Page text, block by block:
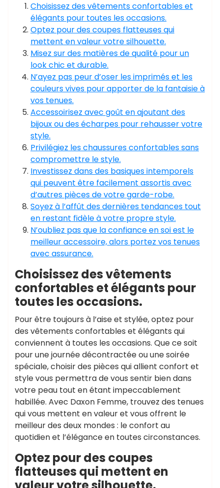
Choisissez des vêtements confortables et
élégants pour toutes les occasions.
Optez pour des coupes flatteuses qui
mettent en valeur votre silhouette.
Misez sur des matières de qualité pour un
look chic et durable.
N’ayez pas peur d’oser les imprimés et les
couleurs vives pour apporter de la fantaisie à
vos tenues.
Accessoirisez avec goût en ajoutant des
bijoux ou des écharpes pour rehausser votre
style.
Privilégiez les chaussures confortables sans
compromettre le style.
Investissez dans des basiques intemporels
qui peuvent être facilement assortis avec
d’autres pièces de votre garde-robe.
Soyez à l’affût des dernières tendances tout
en restant fidèle à votre propre style.
N’oubliez pas que la confiance en soi est le
meilleur accessoire, alors portez vos tenues
avec assurance.
Choisissez des vêtements
confortables et élégants pour
toutes les occasions.
Pour être toujours à l’aise et stylée, optez pour
des vêtements confortables et élégants qui
conviennent à toutes les occasions. Que ce soit
pour une journée décontractée ou une soirée
spéciale, choisir des pièces qui allient confort et
style vous permettra de vous sentir bien dans
votre peau tout en étant impeccablement
habillée. Avec Daxon Femme, trouvez des tenues
qui vous mettent en valeur et vous offrent le
meilleur des deux mondes : le confort au
quotidien et l’élégance en toutes circonstances.
Optez pour des coupes
flatteuses qui mettent en